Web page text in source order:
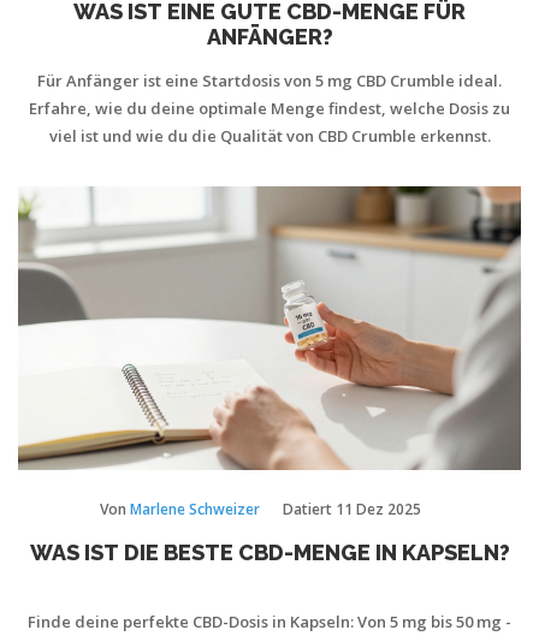
WAS IST EINE GUTE CBD-MENGE FÜR
ANFÄNGER?
Für Anfänger ist eine Startdosis von 5 mg CBD Crumble ideal.
Erfahre, wie du deine optimale Menge findest, welche Dosis zu
viel ist und wie du die Qualität von CBD Crumble erkennst.
Von Marlene Schweizer Datiert 11 Dez 2025
WAS IST DIE BESTE CBD-MENGE IN KAPSELN?
Finde deine perfekte CBD-Dosis in Kapseln: Von 5 mg bis 50 mg -